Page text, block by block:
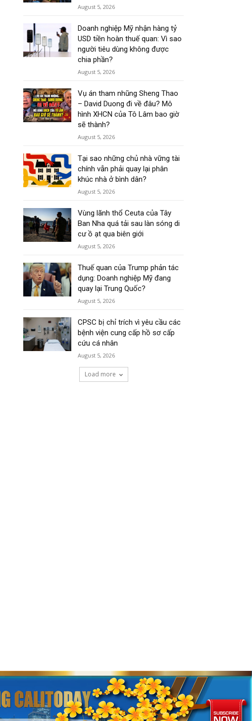
August 5, 2026
Doanh nghiệp Mỹ nhận hàng tỷ
USD tiền hoàn thuế quan: Vì sao
người tiêu dùng không được
chia phần?
August 5, 2026
Vụ án tham nhũng Sheng Thao
– David Duong đi về đâu? Mô
hình XHCN của Tô Lâm bao giờ
sẽ thành?
August 5, 2026
Tại sao những chủ nhà vững tài
chính vẫn phải quay lại phân
khúc nhà ở bình dân?
August 5, 2026
Vùng lãnh thổ Ceuta của Tây
Ban Nha quá tải sau làn sóng di
cư ồ ạt qua biên giới
August 5, 2026
Thuế quan của Trump phản tác
dụng: Doanh nghiệp Mỹ đang
quay lại Trung Quốc?
August 5, 2026
CPSC bị chỉ trích vì yêu cầu các
bệnh viện cung cấp hồ sơ cấp
cứu cá nhân
August 5, 2026
Load more